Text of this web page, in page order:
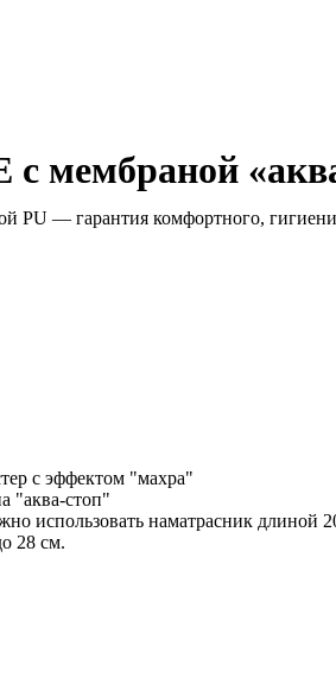
мембраной
PU — гарантия комфортного,
с эффектом "махра"
"аква-стоп"
использовать наматрасник длиной
28 см.